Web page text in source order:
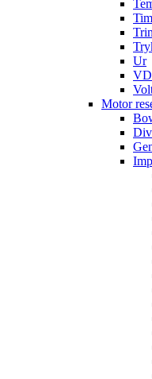
Ur
Motor